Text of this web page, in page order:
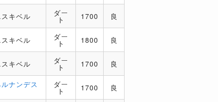
キベル ダー
ト 1700 良
キベル ダー
ト 1800 良
キベル ダー
ト 1700 良
ナンデス ダー
ト 1700 良